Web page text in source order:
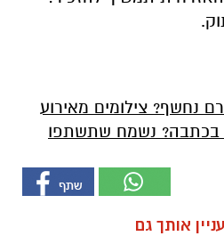
נחשף? צילומים מאירוע
בכתבה? נשמח שתשתפו
אותך גם